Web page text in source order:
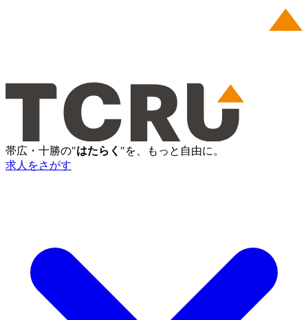
帯広・十勝の"はたらく "を、もっと自由に。
求人をさがす